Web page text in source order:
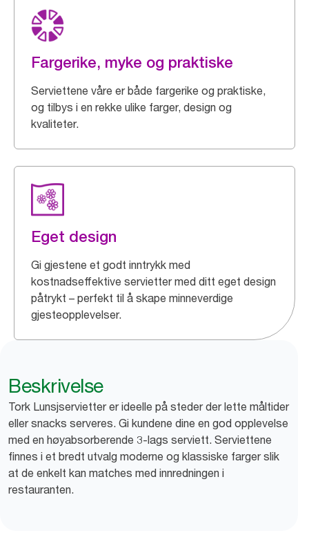
Fargerike, myke og praktiske
Serviettene våre er både fargerike og praktiske,
og tilbys i en rekke ulike farger, design og
kvaliteter.
Eget design
Gi gjestene et godt inntrykk med
kostnadseffektive servietter med ditt eget design
påtrykt – perfekt til å skape minneverdige
gjesteopplevelser.
Beskrivelse
Tork Lunsjservietter er ideelle på steder der lette måltider
eller snacks serveres. Gi kundene dine en god opplevelse
med en høyabsorberende 3-lags serviett. Serviettene
finnes i et bredt utvalg moderne og klassiske farger slik
at de enkelt kan matches med innredningen i
restauranten.